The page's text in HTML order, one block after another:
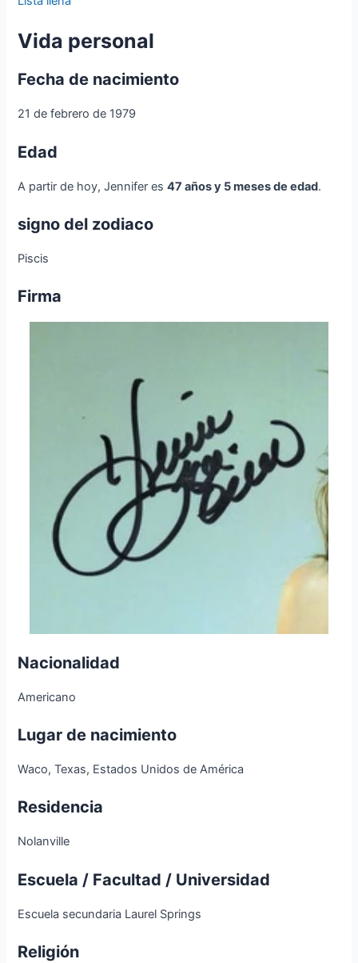
Vida personal
Fecha de nacimiento
21 de febrero de 1979
Edad
A partir de hoy, Jennifer es47 años y 5 meses de edad.
signo del zodiaco
Piscis
Firma
Nacionalidad
Americano
Lugar de nacimiento
Waco, Texas, Estados Unidos de América
Residencia
Nolanville
Escuela / Facultad / Universidad
Escuela secundaria Laurel Springs
Religión